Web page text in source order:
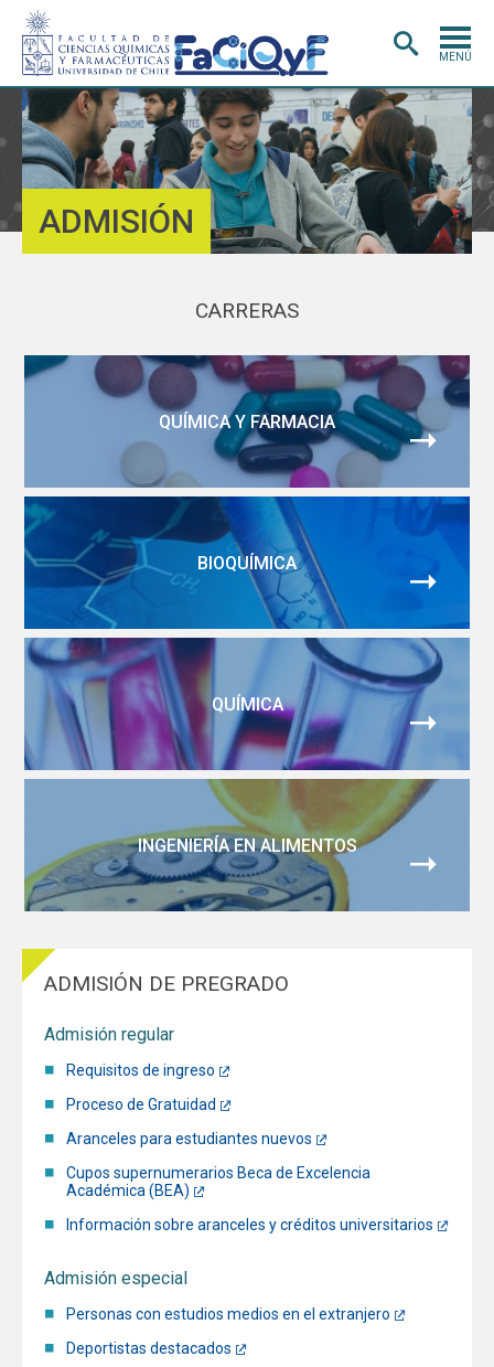
MENÚ
PORTADA
ADMISIÓN
CARRERAS
POSTGRADO
EXTENSIÓNY VINCULACIÓN
BIBLIOTECA
DEPARTAMENTOS
FACULTAD
Estudiantes Académicos
Funcionarios
ADMISIÓN
CARRERAS
QUÍMICA Y FARMACIA
BIOQUÍMICA
QUÍMICA
INGENIERÍA EN ALIMENTOS
ADMISIÓN DE PREGRADO
Admisión regular
Requisitos de ingreso
Proceso de Gratuidad
Aranceles para estudiantes nuevos
Cupos supernumerarios Beca de Excelencia
Académica (BEA)
Información sobre aranceles y créditos universitarios
Admisión especial
Personas con estudios medios en el extranjero
Deportistas destacados